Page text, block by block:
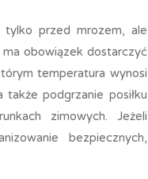
tylko przed mrozem, ale
ma obowiązek dostarczyć
temperatura wynosi
podgrzanie posiłku
zimowych. Jeżeli
bezpiecznych,